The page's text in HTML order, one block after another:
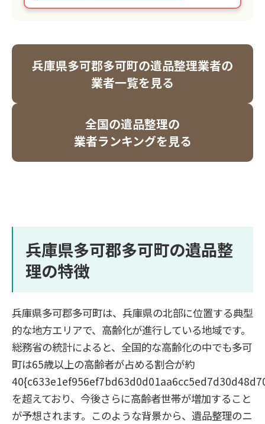
兵庫県多可郡多可町の遺品整理業者の
業者一覧を見る
全国の遺品整理の
業者ランキングを見る
兵庫県多可郡多可町の遺品整
理の特徴
兵庫県多可郡多可町は、兵庫県の北部に位置する典型
的な地方エリアで、高齢化が進行している地域です。
総務省の統計によると、全国的な高齢化の中でも多可
町は65歳以上の高齢者が占める割合が約
を超えており、今後さらに高齢者世帯が増加すること
が予想されます。このような背景から、遺品整理のニ